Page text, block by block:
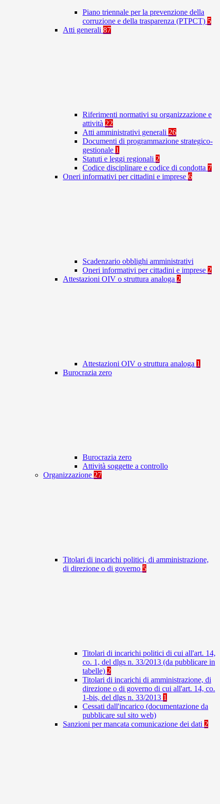
Piano triennale per la prevenzione della
corruzione e della trasparenza (PTPCT) 5
Atti generali 87
Riferimenti normativi su organizzazione e
attività 22
Atti amministrativi generali 26
Documenti di programmazione strategico-
gestionale 1
Statuti e leggi regionali 2
Codice disciplinare e codice di condotta 7
Oneri informativi per cittadini e imprese 6
Scadenzario obblighi amministrativi
Oneri informativi per cittadini e imprese 2
Attestazioni OIV o struttura analoga 2
Attestazioni OIV o struttura analoga 1
Burocrazia zero
Burocrazia zero
Attività soggette a controllo
Organizzazione 27
Titolari di incarichi politici, di amministrazione,
di direzione o di governo 5
Titolari di incarichi politici di cui all'art. 14,
co. 1, del dlgs n. 33/2013 (da pubblicare in
tabelle) 2
Titolari di incarichi di amministrazione, di
direzione o di governo di cui all'art. 14, co.
1-bis, del dlgs n. 33/2013 1
Cessati dall'incarico (documentazione da
pubblicare sul sito web)
Sanzioni per mancata comunicazione dei dati 2